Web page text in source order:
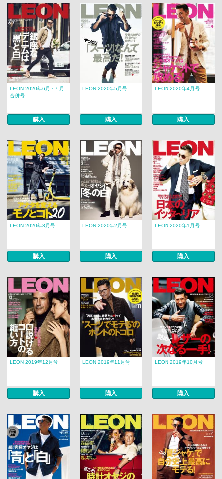
LEON 2020年6月・7 月
合併号
購入
LEON 2020年5月号
購入
LEON 2020年4月号
購入
LEON 2020年3月号
購入
LEON 2020年2月号
購入
LEON 2020年1月号
購入
LEON 2019年12月号
購入
LEON 2019年11月号
購入
LEON 2019年10月号
購入